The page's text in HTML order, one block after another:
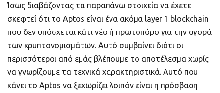
Ίσως διαβάζοντας τα παραπάνω στοιχεία να έχετε
σκεφτεί ότι το Aptos είναι ένα ακόμα layer 1 blockchain
που δεν υπόσχεται κάτι νέο ή πρωτοπόρο για την αγορά
των κρυπτονομισμάτων. Αυτό συμβαίνει διότι οι
περισσότεροι από εμάς βλέπουμε το αποτέλεσμα χωρίς
να γνωρίζουμε τα τεχνικά χαρακτηριστικά. Αυτό που
κάνει το Aptos να ξεχωρίζει λοιπόν είναι η πρόσβαση